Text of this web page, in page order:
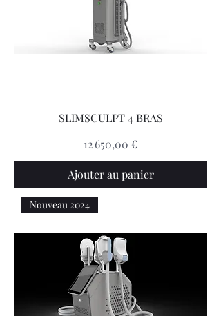
SLIMSCULPT 4 BRAS
Prix
12 650,00 €
Ajouter au panier
Nouveau 2024